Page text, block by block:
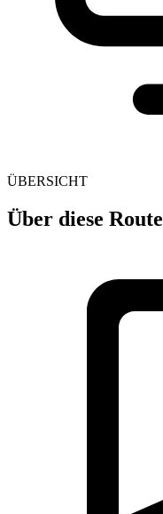
ÜBERSICHT
Über diese Route